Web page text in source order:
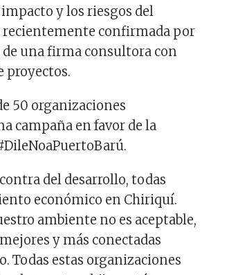
y los riesgos del
recientemente confirmada por
una firma consultora con
proyectos.
50 organizaciones
campaña en favor de la
del desarrollo, todas
económico en Chiriquí.
ambiente no es aceptable,
y más conectadas
Todas estas organizaciones